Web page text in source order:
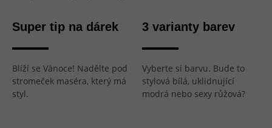
Super tip na dárek
Blíží se Vánoce! Nadělte pod
stromeček maséra, který má
styl.
3 varianty barev
Vyberte si barvu. Bude to
stylová bílá, uklidnující
modrá nebo sexy růžová?